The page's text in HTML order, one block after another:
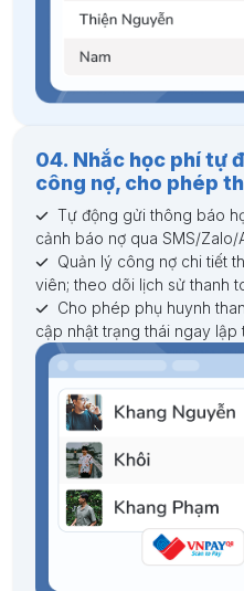
04. Nhắc học phí tự
công nợ, cho phép
Tự động gửi thông báo
cảnh báo nợ qua SMS/Zalo/
Quản lý công nợ chi tiết
viên; theo dõi lịch sử thanh
Cho phép phụ huynh
cập nhật trạng thái ngay lập